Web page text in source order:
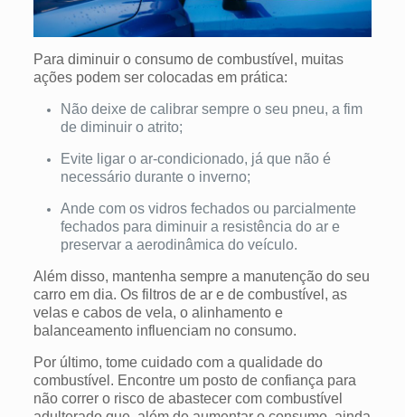
Para diminuir o consumo de combustível, muitas
ações podem ser colocadas em prática:
Não deixe de calibrar sempre o seu pneu, a fim
de diminuir o atrito;
Evite ligar o ar-condicionado, já que não é
necessário durante o inverno;
Ande com os vidros fechados ou parcialmente
fechados para diminuir a resistência do ar e
preservar a aerodinâmica do veículo.
Além disso, mantenha sempre a manutenção do seu
carro em dia. Os filtros de ar e de combustível, as
velas e cabos de vela, o alinhamento e
balanceamento influenciam no consumo.
Por último, tome cuidado com a qualidade do
combustível. Encontre um posto de confiança para
não correr o risco de abastecer com combustível